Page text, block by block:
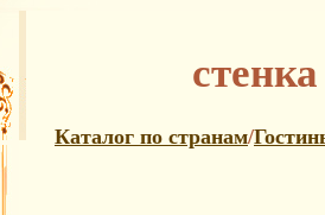
Каталог по странам/